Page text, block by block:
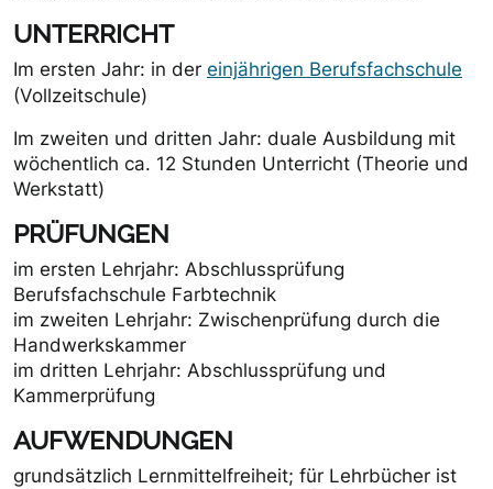
UNTERRICHT
Im ersten Jahr: in der einjährigen Berufsfachschule
(Vollzeitschule)
Im zweiten und dritten Jahr: duale Ausbildung mit
wöchentlich ca. 12 Stunden Unterricht (Theorie und
Werkstatt)
PRÜFUNGEN
im ersten Lehrjahr: Abschlussprüfung
Berufsfachschule Farbtechnik
im zweiten Lehrjahr: Zwischenprüfung durch die
Handwerkskammer
im dritten Lehrjahr: Abschlussprüfung und
Kammerprüfung
AUFWENDUNGEN
grundsätzlich Lernmittelfreiheit; für Lehrbücher ist